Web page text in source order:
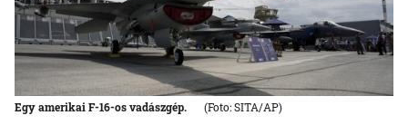
Egy amerikai F-16-os vadászgép. (Foto: SITA/AP)